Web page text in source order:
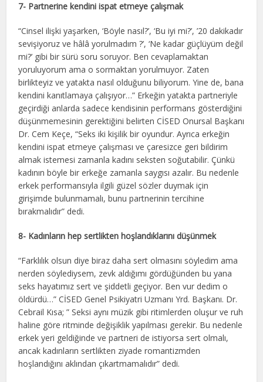
7- Partnerine kendini ispat etmeye çalışmak
“Cinsel ilişki yaşarken, ‘Böyle nasıl?’, ‘Bu iyi mi?’, ’20 dakikadır
sevişiyoruz ve hâlâ yorulmadım ?’, ‘Ne kadar güçlüyüm değil
mi?’ gibi bir sürü soru soruyor. Ben cevaplamaktan
yoruluyorum ama o sormaktan yorulmuyor. Zaten
birlikteyiz ve yatakta nasıl olduğunu biliyorum. Yine de, bana
kendini kanıtlamaya çalışıyor…” Erkeğin yatakta partneriyle
geçirdiği anlarda sadece kendisinin performans gösterdiğini
düşünmemesinin gerektiğini belirten CİSED Onursal Başkanı
Dr. Cem Keçe, “Seks iki kişilik bir oyundur. Ayrıca erkeğin
kendini ispat etmeye çalışması ve çaresizce geri bildirim
almak istemesi zamanla kadını seksten soğutabilir. Çünkü
kadının böyle bir erkeğe zamanla saygısı azalır. Bu nedenle
erkek performansıyla ilgili güzel sözler duymak için
girişimde bulunmamalı, bunu partnerinin tercihine
bırakmalıdır” dedi.
8- Kadınların hep sertlikten hoşlandıklarını düşünmek
“Farklılık olsun diye biraz daha sert olmasını söyledim ama
nerden söylediysem, zevk aldığımı gördüğünden bu yana
seks hayatımız sert ve şiddetli geçiyor. Ben vur dedim o
öldürdü…” CİSED Genel Psikiyatri Uzmanı Yrd. Başkanı. Dr.
Cebrail Kısa; ” Seksi aynı müzik gibi ritimlerden oluşur ve ruh
haline göre ritminde değişiklik yapılması gerekir. Bu nedenle
erkek yeri geldiğinde ve partneri de istiyorsa sert olmalı,
ancak kadınların sertlikten ziyade romantizmden
hoşlandığını aklından çıkartmamalıdır” dedi.